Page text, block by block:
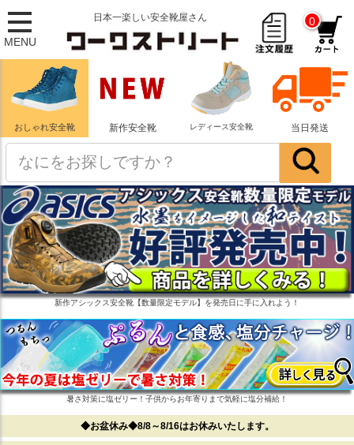
MENU
日本一楽しい安全靴屋さん 0
おしゃれ安全靴 新作安全靴 レディース安全靴 当日発送
新作アシックス安全靴【数量限定モデル】を発売日に手に入れよう！
暑さ対策に塩ゼリー！子供からお年寄りまで気軽に塩分補給！
◆お盆休み◆8/8～8/16はお休みいたします。